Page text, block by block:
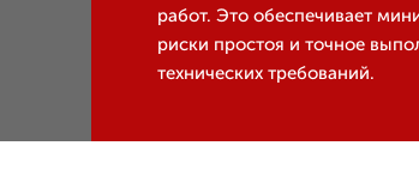
работ. Это обеспечивает
риски простоя и точное
технических требований.